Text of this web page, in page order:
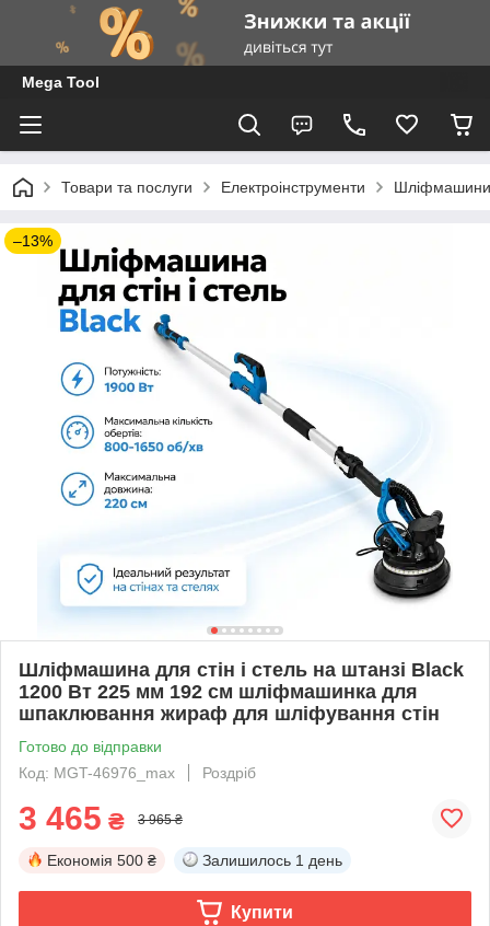
Mega Tool
Товари та послуги Електроінструменти Шліфмашини
–13%
Шліфмашина для стін і стель на штанзі Black
1200 Вт 225 мм 192 см шліфмашинка для
шпаклювання жираф для шліфування стін
Готово до відправки
Код: MGT-46976_max
Роздріб
3 465 ₴ 3 965 ₴
Економія 500 ₴ Залишилось 1 день
Купити